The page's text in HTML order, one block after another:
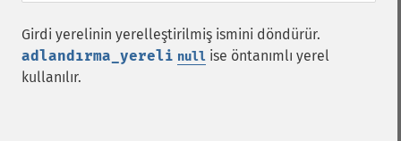
Girdi yerelinin yerelleştirilmiş ismini döndürür.
adlandırma_yereli null ise öntanımlı yerel
kullanılır.